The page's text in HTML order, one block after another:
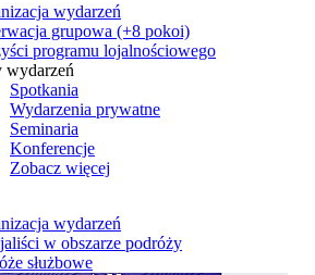
wydarzeń
grupowa (+8 pokoi)
programu lojalnościowego
wydarzeń
Spotkania
Wydarzenia prywatne
Seminaria
Konferencje
Zobacz więcej
wydarzeń
w obszarze podróży
służbowe